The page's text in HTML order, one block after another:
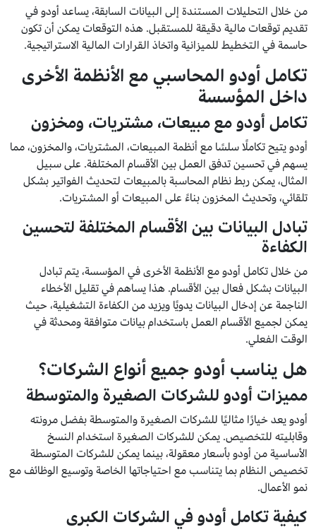
من خلال التحليلات المستندة إلى البيانات السابقة، يساعد أودو في
تقديم توقعات مالية دقيقة للمستقبل. هذه التوقعات يمكن أن تكون
حاسمة في التخطيط للميزانية واتخاذ القرارات المالية الاستراتيجية.
تكامل أودو المحاسبي مع الأنظمة الأخرى
داخل المؤسسة
تكامل أودو مع مبيعات، مشتريات، ومخزون
أودو يتيح تكاملًا سلسًا مع أنظمة المبيعات، المشتريات، والمخزون، مما
يسهم في تحسين تدفق العمل بين الأقسام المختلفة. على سبيل
المثال، يمكن ربط نظام المحاسبة بالمبيعات لتحديث الفواتير بشكل
تلقائي، وتحديث المخزون بناءً على المبيعات أو المشتريات.
تبادل البيانات بين الأقسام المختلفة لتحسين
الكفاءة
من خلال تكامل أودو مع الأنظمة الأخرى في المؤسسة، يتم تبادل
البيانات بشكل فعال بين الأقسام. هذا يساهم في تقليل الأخطاء
الناجمة عن إدخال البيانات يدويًا ويزيد من الكفاءة التشغيلية، حيث
يمكن لجميع الأقسام العمل باستخدام بيانات متوافقة ومحدثة في
الوقت الفعلي.
هل يناسب أودو جميع أنواع الشركات؟
مميزات أودو للشركات الصغيرة والمتوسطة
أودو يعد خيارًا مثاليًا للشركات الصغيرة والمتوسطة بفضل مرونته
وقابليته للتخصيص. يمكن للشركات الصغيرة استخدام النسخ
الأساسية من أودو بأسعار معقولة، بينما يمكن للشركات المتوسطة
تخصيص النظام بما يتناسب مع احتياجاتها الخاصة وتوسيع الوظائف مع
نمو الأعمال.
كيفية تكامل أودو في الشركات الكبرى